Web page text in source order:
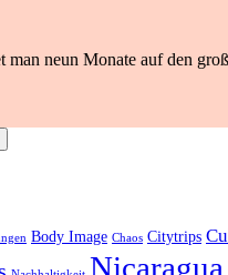
neun Monate auf den
Body Image Chaos Citytrips
Nicaragua